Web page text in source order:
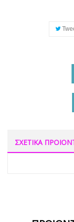
ΣΧΕΤΙΚΑ